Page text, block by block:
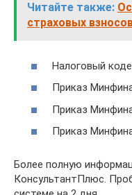
Читайте также:
страховых
Налоговый
Приказ
Приказ
Приказ
Более полную
КонсультантПлюс.